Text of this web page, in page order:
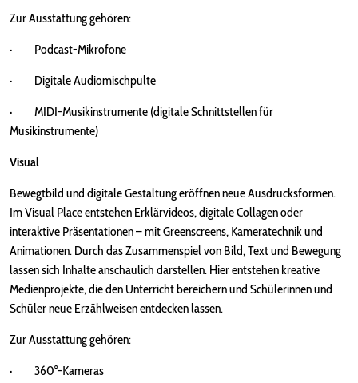
Zur Ausstattung gehören:
· Podcast-Mikrofone
· Digitale Audiomischpulte
· MIDI-Musikinstrumente (digitale Schnittstellen für
Musikinstrumente)
Visual
Bewegtbild und digitale Gestaltung eröffnen neue Ausdrucksformen.
Im Visual Place entstehen Erklärvideos, digitale Collagen oder
interaktive Präsentationen – mit Greenscreens, Kameratechnik und
Animationen. Durch das Zusammenspiel von Bild, Text und Bewegung
lassen sich Inhalte anschaulich darstellen. Hier entstehen kreative
Medienprojekte, die den Unterricht bereichern und Schülerinnen und
Schüler neue Erzählweisen entdecken lassen.
Zur Ausstattung gehören:
· 360°-Kameras